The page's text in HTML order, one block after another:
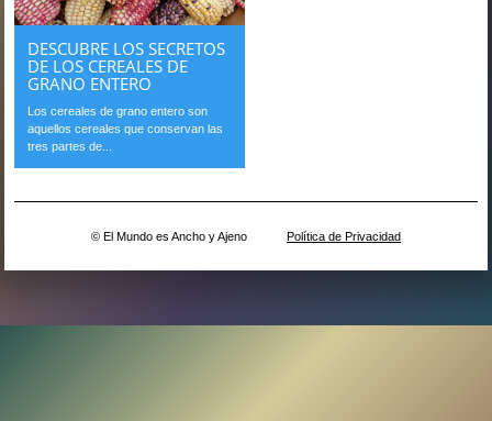
DESCUBRE LOS SECRETOS
DE LOS CEREALES DE
GRANO ENTERO
Los cereales de grano entero son
aquellos cereales que conservan las
tres partes de...
© El Mundo es Ancho y Ajeno Política de Privacidad